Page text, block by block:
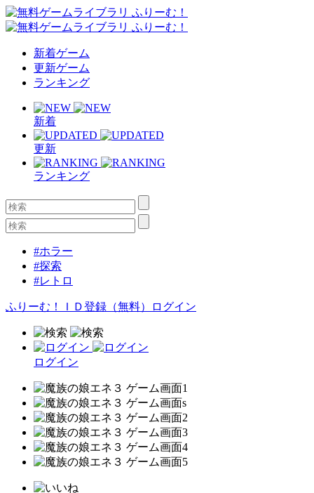
新着ゲーム
更新ゲーム
ランキング
新着
更新
ランキング
#ホラー
#探索
#レトロ
ふりーむ！ＩＤ登録（無料） ログイン
ログイン